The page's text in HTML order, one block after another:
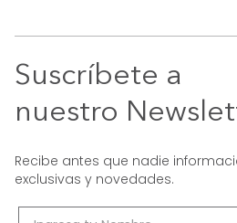
Suscríbete a
nuestro
Recibe antes que nadie
exclusivas y novedades.